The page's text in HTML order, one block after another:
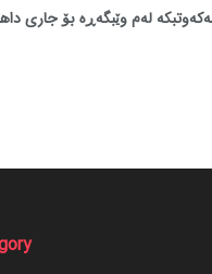
لەم وێبگەڕە بۆ جاری